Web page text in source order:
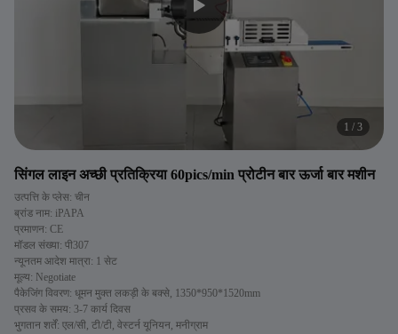
1 / 3
सिंगल लाइन अच्छी प्रतिक्रिया 60pics/min प्रोटीन बार ऊर्जा बार मशीन
उत्पत्ति के प्लेस: चीन
ब्रांड नाम: iPAPA
प्रमाणन: CE
मॉडल संख्या: पी307
न्यूनतम आदेश मात्रा: 1 सेट
मूल्य: Negotiate
पैकेजिंग विवरण: धूमन मुक्त लकड़ी के बक्से, 1350*950*1520mm
प्रसव के समय: 3-7 कार्य दिवस
भुगतान शर्तें: एल/सी, टी/टी, वेस्टर्न यूनियन, मनीग्राम